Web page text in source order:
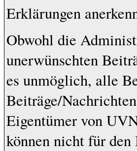
Erklärungen
Obwohl die
unerwünschten
es unmöglich, alle
Beiträge/
Eigentümer von
können nicht für